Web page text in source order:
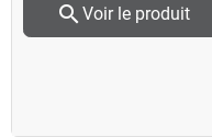
search Voir le produit